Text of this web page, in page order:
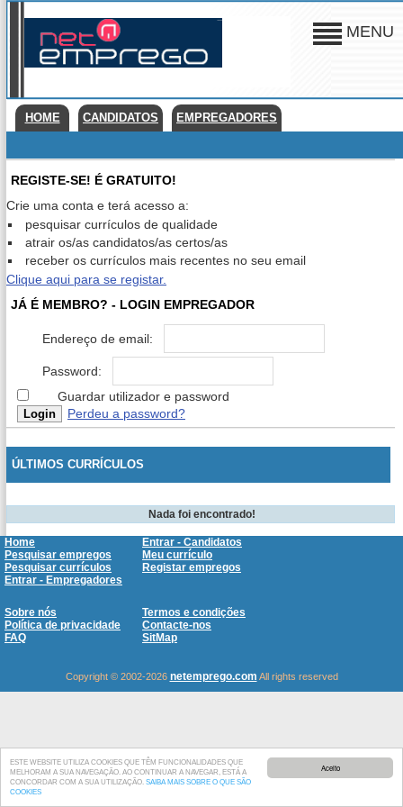
Aceito
ESTE WEBSITE UTILIZA COOKIES QUE TÊM FUNCIONALIDADES QUE
MELHORAM A SUA NAVEGAÇÃO. AO CONTINUAR A NAVEGAR, ESTÁ A
CONCORDAR COM A SUA UTILIZAÇÃO. SAIBA MAIS SOBRE O QUE SÃO
COOKIES
MENU
HOME CANDIDATOS EMPREGADORES
REGISTE-SE! É GRATUITO!
Crie uma conta e terá acesso a:
pesquisar currículos de qualidade
atrair os/as candidatos/as certos/as
receber os currículos mais recentes no seu email
Clique aqui para se registar.
JÁ É MEMBRO? - LOGIN EMPREGADOR
Endereço de email:
Password:
Guardar utilizador e password
Perdeu a password?
ÚLTIMOS CURRÍCULOS
Nada foi encontrado!
Home
Entrar - Candidatos
Pesquisar empregos
Meu currículo
Pesquisar currículos
Registar empregos
Entrar - Empregadores
Sobre nós
Termos e condições
Política de privacidade
Contacte-nos
FAQ
SitMap
Copyright © 2002-2026 netemprego.com All rights reserved